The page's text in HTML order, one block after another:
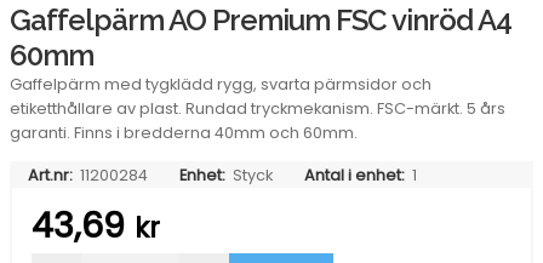
Gaffelpärm AO Premium FSC vinröd A4
60mm
Gaffelpärm med tygklädd rygg, svarta pärmsidor och
etiketthållare av plast. Rundad tryckmekanism. FSC-märkt. 5 års
garanti. Finns i bredderna 40mm och 60mm.
Art.nr: 11200284 Enhet: Styck Antal i enhet: 1
43,69 kr